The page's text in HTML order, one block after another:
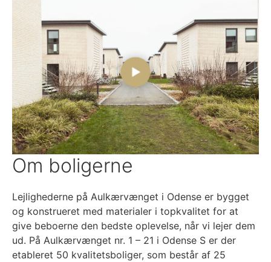
Om boligerne
Lejlighederne på Aulkærvænget i Odense er bygget
og konstrueret med materialer i topkvalitet for at
give beboerne den bedste oplevelse, når vi lejer dem
ud. På Aulkærvænget nr. 1 – 21 i Odense S er der
etableret 50 kvalitetsboliger, som består af 25